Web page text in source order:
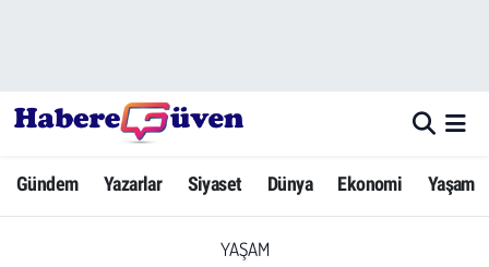
Gündem Yazarlar Siyaset Dünya Ekonomi Yaşam
YAŞAM
Yazarlar
Dünya
Hava Durumu
Trafik Durumu
Süper Lig Puan Durumu ve Fikstür